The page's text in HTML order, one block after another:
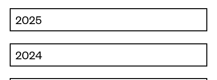
Café, Bistro
News
2025
2024